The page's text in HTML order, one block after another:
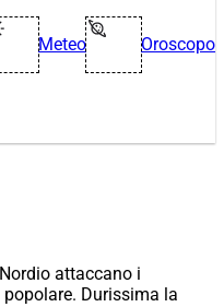
Meteo Oroscopo
attaccano i
Durissima la